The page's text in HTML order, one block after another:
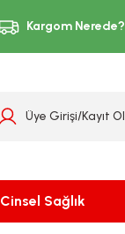
Kargom Nerede?
Üye Girişi/Kayıt Ol
Cinsel Sağlık